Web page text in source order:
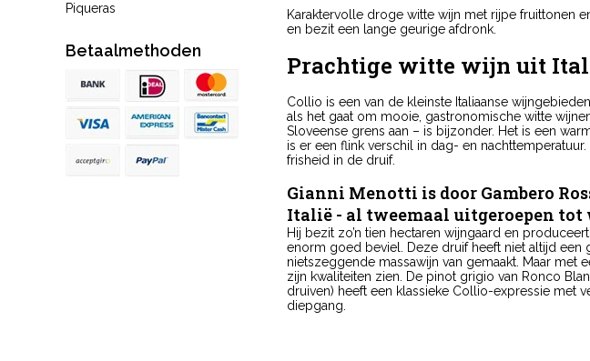
Piqueras
Betaalmethoden
Karaktervolle droge witte wijn met rijpe fruittonen
en bezit een lange geurige afdronk.
Prachtige witte wijn uit
Collio is een van de kleinste Italiaanse
als het gaat om mooie, gastronomische witte
Sloveense grens aan – is bijzonder. Het is een
is er een flink verschil in dag- en
frisheid in de druif.
Gianni Menotti is door Gambero
Italië - al tweemaal uitgeroepen
Hij bezit zo’n tien hectaren wijngaard en
enorm goed beviel. Deze druif heeft niet altijd een
nietszeggende massawijn van gemaakt. Maar met
zijn kwaliteiten zien. De pinot grigio van Ronco
druiven) heeft een klassieke Collio-expressie met
diepgang.